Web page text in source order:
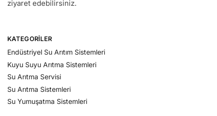
ziyaret edebilirsiniz.
KATEGORILER
Endüstriyel Su Arıtım Sistemleri
Kuyu Suyu Arıtma Sistemleri
Su Arıtma Servisi
Su Arıtma Sistemleri
Su Yumuşatma Sistemleri